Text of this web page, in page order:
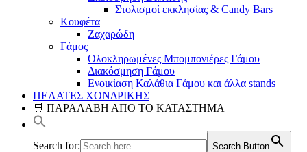
Στολισμοί εκκλησίας & Candy Bars
Κουφέτα
Ζαχαρώδη
Γάμος
Ολοκληρωμένες Μπομπονιέρες Γάμου
Διακόσμηση Γάμου
Ενοικίαση Καλάθια Γάμου και άλλα stands
ΠΕΛΑΤΕΣ ΧΟΝΔΡΙΚΗΣ
🛒 ΠΑΡΑΛΑΒΗ ΑΠΟ ΤΟ ΚΑΤΑΣΤΗΜΑ
Search for: Search Button